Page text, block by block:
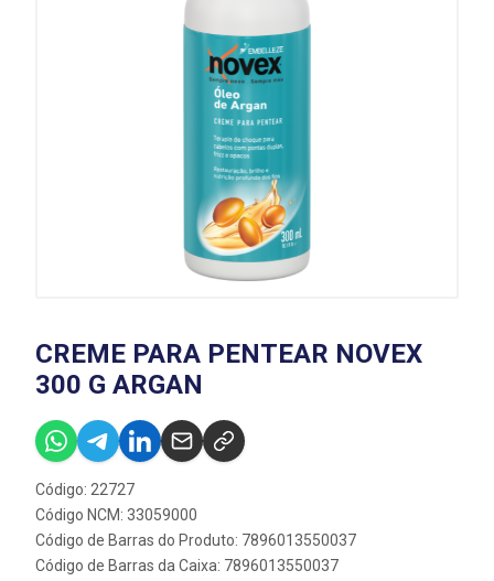
CREME PARA PENTEAR NOVEX
300 G ARGAN
Código: 22727
Código NCM: 33059000
Código de Barras do Produto: 7896013550037
Código de Barras da Caixa: 7896013550037